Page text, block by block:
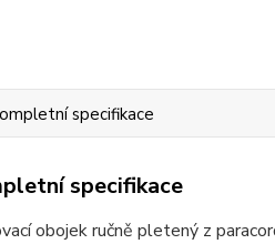
specifikace
specifikace
obojek ručně pletený z